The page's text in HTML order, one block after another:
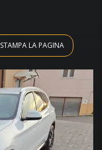
STAMPA LA PAGINA